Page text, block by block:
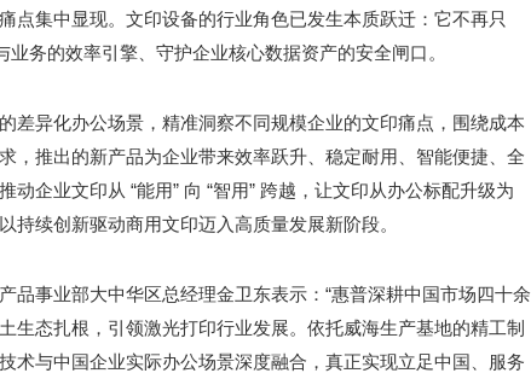
点集中显现。文印设备的行业角色已发生本质跃迁：它不再只
业务的效率引擎、守护企业核心数据资产的安全闸口。
差异化办公场景，精准洞察不同规模企业的文印痛点，围绕成本
，推出的新产品为企业带来效率跃升、稳定耐用、智能便捷、全
企业文印从 “能用” 向 “智用” 跨越，让文印从办公标配升级为
持续创新驱动商用文印迈入高质量发展新阶段。
品事业部大中华区总经理金卫东表示：“惠普深耕中国市场四十余
生态扎根，引领激光打印行业发展。依托威海生产基地的精工制
术与中国企业实际办公场景深度融合，真正实现立足中国、服务